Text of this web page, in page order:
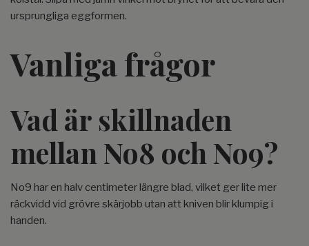
ursprungliga eggformen.
Vanliga frågor
Vad är skillnaden
mellan No8 och No9?
No9 har en halv centimeter längre blad, vilket ger lite mer
räckvidd vid grövre skärjobb utan att kniven blir klumpig i
handen.